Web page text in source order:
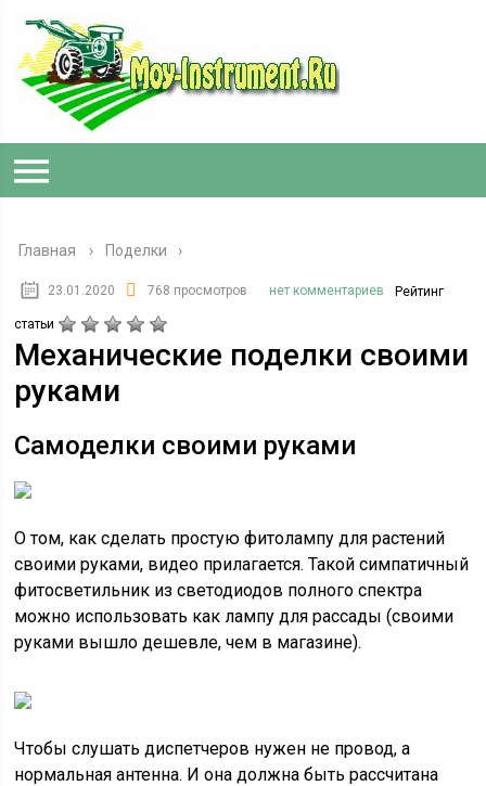
Главная › Поделки
23.01.2020 768 просмотров нет комментариев Рейтинг
статьи
Механические поделки своими
руками
Самоделки своими руками
О том, как сделать простую фитолампу для растений
своими руками, видео прилагается. Такой симпатичный
фитосветильник из светодиодов полного спектра
можно использовать как лампу для рассады (своими
руками вышло дешевле, чем в магазине).
Чтобы слушать диспетчеров нужен не провод, а
нормальная антенна. И она должна быть рассчитана